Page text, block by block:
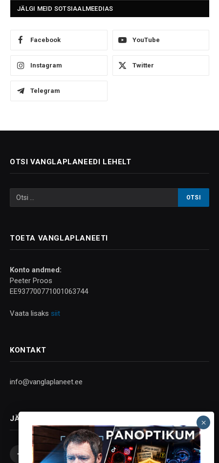
JÄLGI MEID SOTSIAALMEEDIAS
Facebook YouTube
Instagram Twitter
Telegram
OTSI VANGLAPLANEEDI LEHELT
TOETA VANGLAPLANEETI
Konto andmed:
Peeter Proos
EE937700771001063744
Vaata lisaks siit
KONTAKT
info@vanglaplaneet.ee
JÄLGI SOTSIAALMEEDIAS
Facebook
X InstagramYouTubeTelegram